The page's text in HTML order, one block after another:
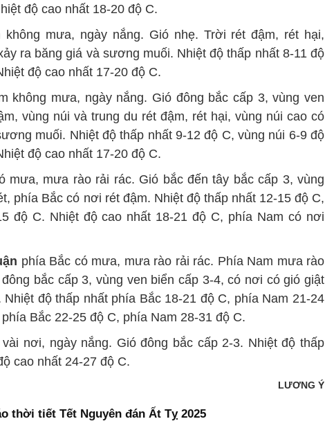
độ cao nhất 18-20 độ C.
mưa, ngày nắng. Gió nhẹ. Trời rét đậm, rét hại,
ra băng giá và sương muối. Nhiệt độ thấp nhất 8-11 độ
độ cao nhất 17-20 độ C.
không mưa, ngày nắng. Gió đông bắc cấp 3, vùng ven
vùng núi và trung du rét đậm, rét hại, vùng núi cao có
muối. Nhiệt độ thấp nhất 9-12 độ C, vùng núi 6-9 độ
độ cao nhất 17-20 độ C.
mưa, mưa rào rải rác. Gió bắc đến tây bắc cấp 3, vùng
phía Bắc có nơi rét đậm. Nhiệt độ thấp nhất 12-15 độ C,
độ C. Nhiệt độ cao nhất 18-21 độ C, phía Nam có nơi
phía Bắc có mưa, mưa rào rải rác. Phía Nam mưa rào
bắc cấp 3, vùng ven biển cấp 3-4, có nơi có gió giật
độ thấp nhất phía Bắc 18-21 độ C, phía Nam 21-24
Bắc 22-25 độ C, phía Nam 28-31 độ C.
nơi, ngày nắng. Gió đông bắc cấp 2-3. Nhiệt độ thấp
cao nhất 24-27 độ C.
LƯƠNG Ý
thời tiết Tết Nguyên đán Ất Tỵ 2025